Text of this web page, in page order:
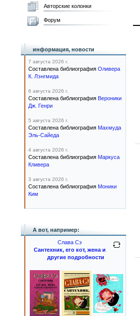
Авторские колонки
Форум
информация, новости
7 августа 2026 г.
Составлена библиография Оливера
К. Лэнгмида
6 августа 2026 г.
Составлена библиография Вероники
Дж. Генри
5 августа 2026 г.
Составлена библиография Махмуда
Эль-Сайеда
4 августа 2026 г.
Составлена библиография Маркуса
Кливера
3 августа 2026 г.
Составлена библиография Моники
Ким
А вот, например:
Слава Сэ
Сантехник, его кот, жена и
другие подробности